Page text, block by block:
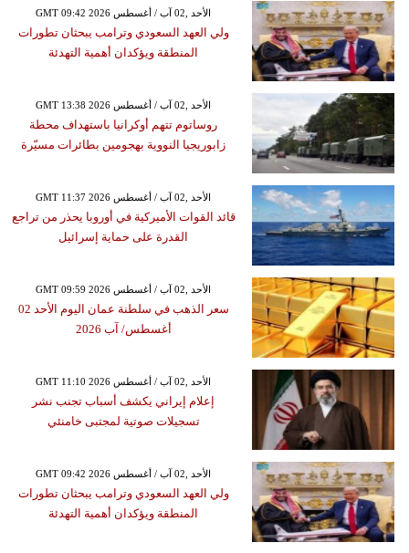
GMT 09:42 2026 الأحد ,02 آب / أغسطس
ولي العهد السعودي وترامب يبحثان تطورات
المنطقة ويؤكدان أهمية التهدئة
GMT 13:38 2026 الأحد ,02 آب / أغسطس
روساتوم تتهم أوكرانيا باستهداف محطة
زابوريجيا النووية بهجومين بطائرات مسيّرة
GMT 11:37 2026 الأحد ,02 آب / أغسطس
قائد القوات الأميركية في أوروبا يحذر من تراجع
القدرة على حماية إسرائيل
GMT 09:59 2026 الأحد ,02 آب / أغسطس
سعر الذهب في سلطنة عمان اليوم الأحد 02
أغسطس/ آب 2026
GMT 11:10 2026 الأحد ,02 آب / أغسطس
إعلام إيراني يكشف أسباب تجنب نشر
تسجيلات صوتية لمجتبى خامنئي
GMT 09:42 2026 الأحد ,02 آب / أغسطس
ولي العهد السعودي وترامب يبحثان تطورات
المنطقة ويؤكدان أهمية التهدئة